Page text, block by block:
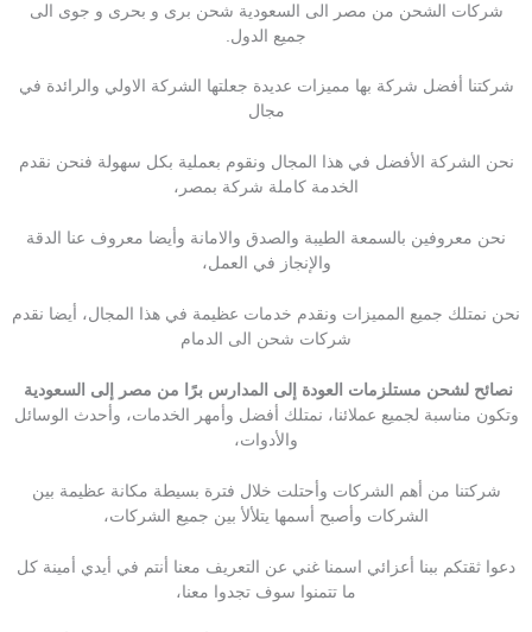
شركات الشحن من مصر الى السعودية شحن برى و بحرى و جوى الى
جميع الدول.
شركتنا أفضل شركة بها مميزات عديدة جعلتها الشركة الاولي والرائدة في
مجال
نحن الشركة الأفضل في هذا المجال ونقوم بعملية بكل سهولة فنحن نقدم
الخدمة كاملة شركة بمصر،
نحن معروفين بالسمعة الطيبة والصدق والامانة وأيضا معروف عنا الدقة
والإنجاز في العمل،
نحن نمتلك جميع المميزات ونقدم خدمات عظيمة في هذا المجال، أيضا نقدم
شركات شحن الى الدمام
نصائح لشحن مستلزمات العودة إلى المدارس برًا من مصر إلى السعودية
وتكون مناسبة لجميع عملائنا، نمتلك أفضل وأمهر الخدمات، وأحدث الوسائل
والأدوات،
شركتنا من أهم الشركات وأحتلت خلال فترة بسيطة مكانة عظيمة بين
الشركات وأصبح أسمها يتلألأ بين جميع الشركات،
دعوا ثقتكم ببنا أعزائي اسمنا غني عن التعريف معنا أنتم في أيدي أمينة كل
ما تتمنوا سوف تجدوا معنا،